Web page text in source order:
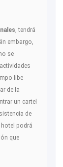
, tendrá
embargo,
se
libe
de la
un cartel
de
podrá
que